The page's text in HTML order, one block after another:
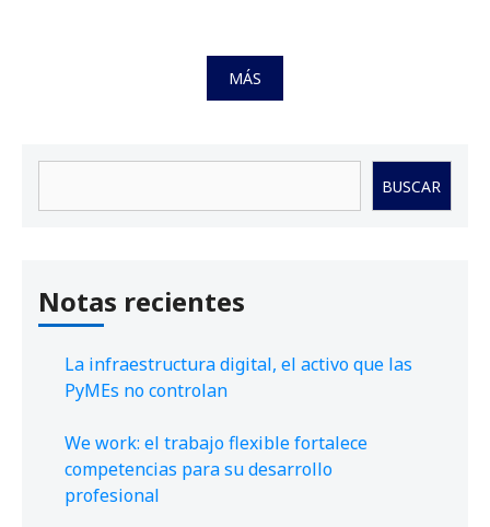
MÁS
BUSCAR
Notas recientes
La infraestructura digital, el activo que las
PyMEs no controlan
We work: el trabajo flexible fortalece
competencias para su desarrollo
profesional